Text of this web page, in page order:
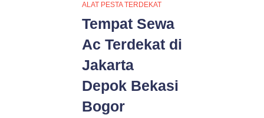
ALAT PESTA TERDEKAT
Tempat Sewa
Ac Terdekat di
Jakarta
Depok Bekasi
Bogor